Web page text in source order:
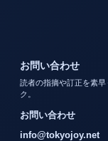
お問い合わせ
読者の指摘や訂正を素
ク。
お問い合わせ
info@tokyojoy.net